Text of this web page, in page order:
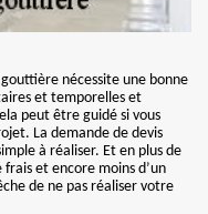
nécessite une bonne
et temporelles et
peut être guidé si vous
La demande de devis
à réaliser. Et en plus de
et encore moins d’un
de ne pas réaliser votre